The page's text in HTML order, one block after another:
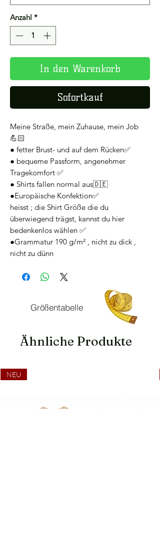
Anzahl *
In den Warenkorb
Sofortkauf
Meine Straße, mein Zuhause, mein Job
💪🏻
● fetter Brust- und auf dem Rücken✅️
● bequeme Passform, angenehmer
Tragekomfort ✅️
● Shirts fallen normal aus🇩🇪
●Europäische Konfektion✅️
heisst ; die Shirt Größe die du
überwiegend trägst, kannst du hier
bedenkenlos wählen ✅️
●Grammatur 190 g/m² , nicht zu dick ,
nicht zu dünn
Größentabelle
Ähnliche Produkte
NEU